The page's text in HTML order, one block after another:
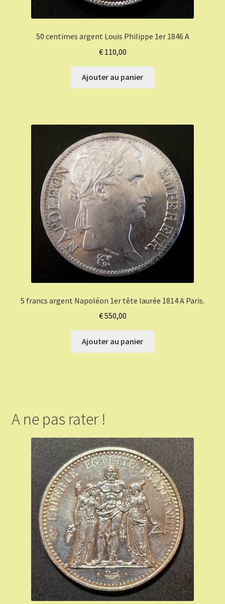
50 centimes argent Louis Philippe 1er 1846 A
€110,00
Ajouter au panier
5 francs argent Napoléon 1er tête laurée 1814 A Paris.
€550,00
Ajouter au panier
A ne pas rater !